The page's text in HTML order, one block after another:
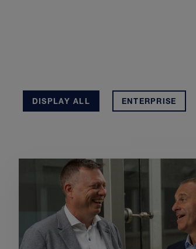
DISPLAY ALL ENTERPRISE